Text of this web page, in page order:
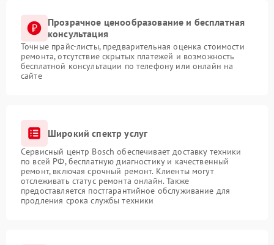
Прозрачное ценообразование и бесплатная
консультация
Точные прайс-листы, предварительная оценка стоимости
ремонта, отсутствие скрытых платежей и возможность
бесплатной консультации по телефону или онлайн на
сайте
Широкий спектр услуг
Сервисный центр Bosch обеспечивает доставку техники
по всей РФ, бесплатную диагностику и качественный
ремонт, включая срочный ремонт. Клиенты могут
отслеживать статус ремонта онлайн. Также
предоставляется постгарантийное обслуживание для
продления срока службы техники